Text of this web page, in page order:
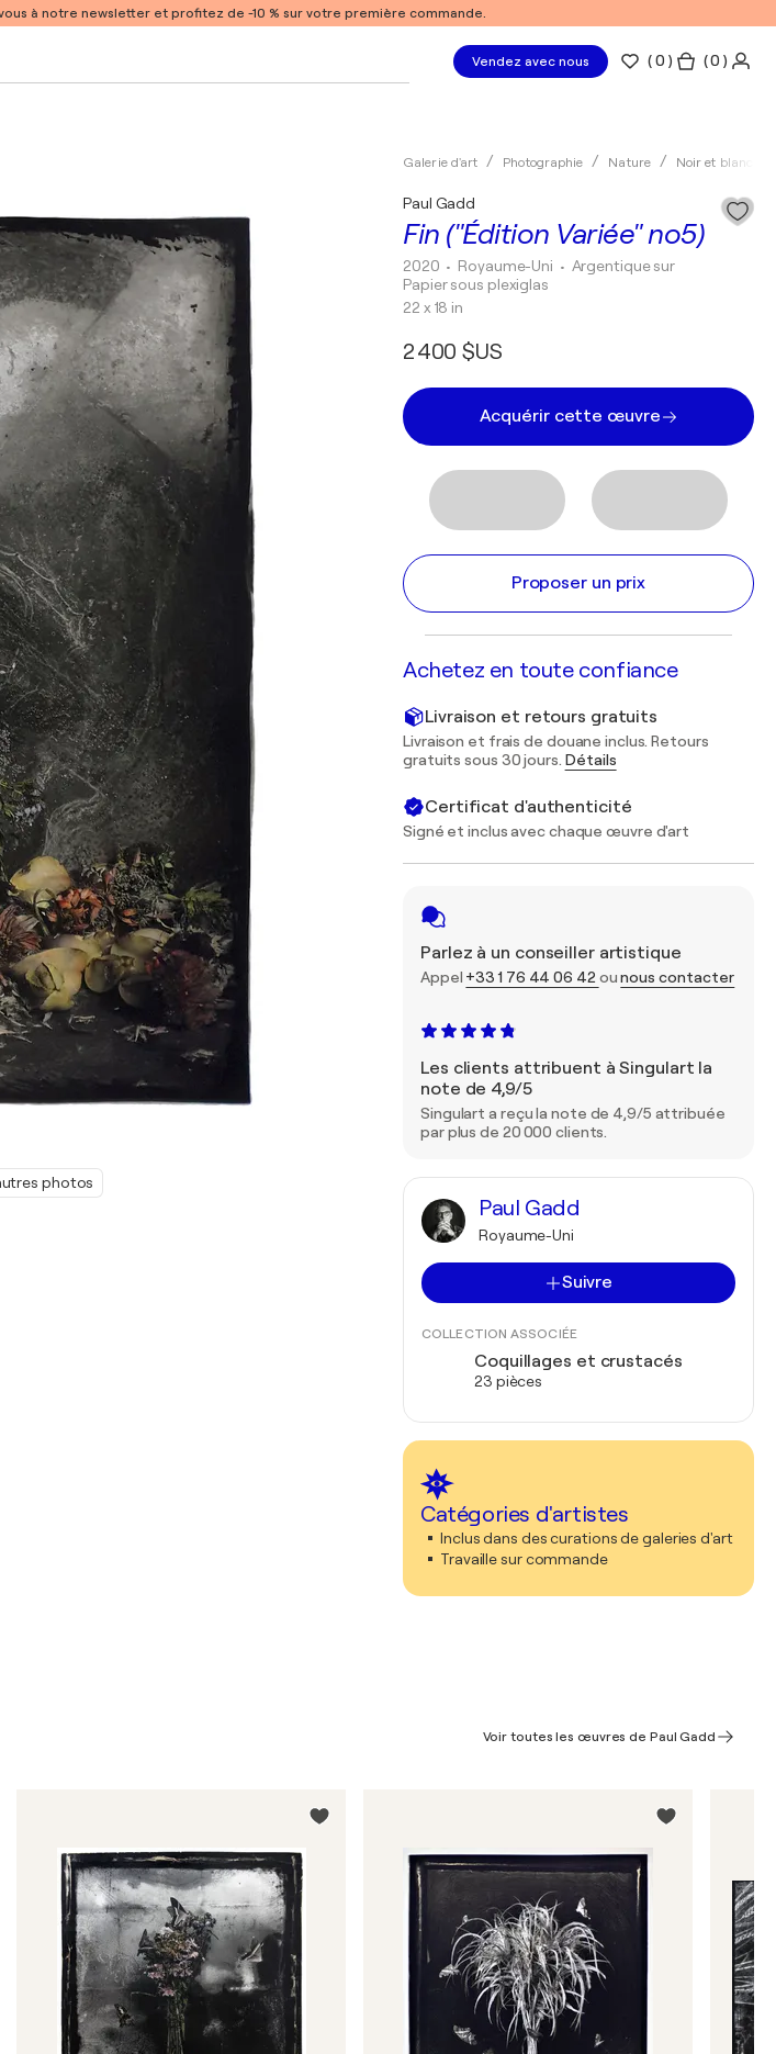
à notre newsletter et profitez de -10 % sur votre première commande.
Vendez avec nous (0 ) ( 0 )
photos
Galerie d'art Photographie Nature Noir et blanc
Fin ("Édition Variée" no5)
Paul Gadd
2020 • Royaume-Uni • Argentique sur
Papier sous plexiglas
22 x 18 in
2 400 $US
Acquérir cette œuvre
Proposer un prix
Achetez en toute confiance
Livraison et retours gratuits
Livraison et frais de douane inclus. Retours
gratuits sous 30 jours. Détails
Certificat d'authenticité
Signé et inclus avec chaque œuvre d'art
Parlez à un conseiller artistique
Appel +33 1 76 44 06 42 ounous contacter
Les clients attribuent à Singulart la
note de 4,9/5
Singulart a reçu la note de 4,9/5 attribuée
par plus de 20 000 clients.
Paul Gadd
Royaume-Uni
Suivre
COLLECTION ASSOCIÉE
Coquillages et crustacés
23 pièces
Catégories d'artistes
Inclus dans des curations de galeries d'art
Travaille sur commande
Voir toutes les œuvres de Paul Gadd